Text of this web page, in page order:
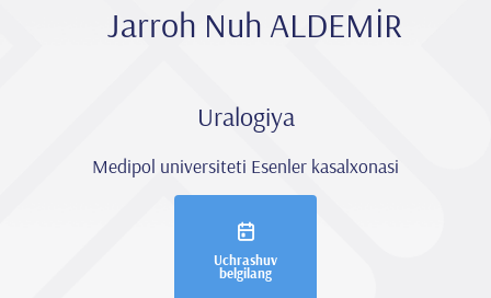
Jarroh Nuh ALDEMİR
Uralogiya
Medipol universiteti Esenler kasalxonasi
Uchrashuv
belgilang